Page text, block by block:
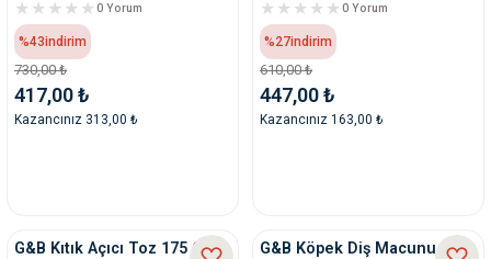
0 Yorum
%43indirim
730,00 ₺
417,00 ₺
Kazancınız 313,00 ₺
0 Yorum
%27indirim
610,00 ₺
447,00 ₺
Kazancınız 163,00 ₺
G&B Kıtık Açıcı Toz 175 Gr
G&B Köpek Diş Macunu 75